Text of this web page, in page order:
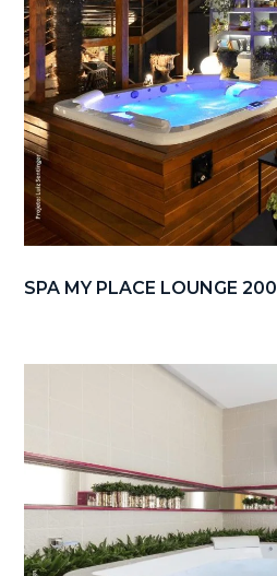
SPA MY PLACE LOUNGE 200